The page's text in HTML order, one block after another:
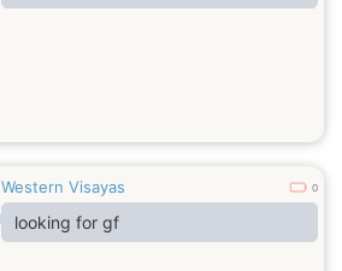
Western Visayas 0
looking for gf